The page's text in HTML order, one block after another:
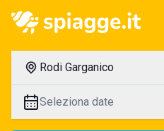
Rodi Garganico
Seleziona date